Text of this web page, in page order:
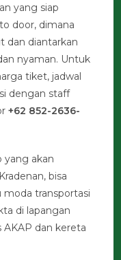
yang siap
door, dimana
dan diantarkan
nyaman. Untuk
tiket, jadwal
dengan staff
+62 852-2636-
yang akan
bisa
transportasi
di lapangan
AKAP dan kereta